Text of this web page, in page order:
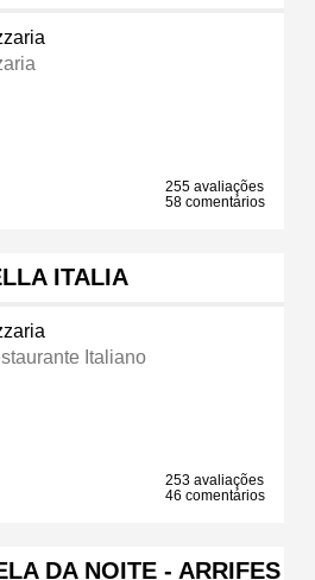
255 avaliações
58 comentários
ITALIA
Italiano
253 avaliações
46 comentários
DA NOITE - ARRIFES